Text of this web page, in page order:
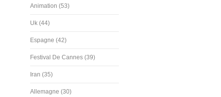
Animation (53)
Uk (44)
Espagne (42)
Festival De Cannes (39)
Iran (35)
Allemagne (30)